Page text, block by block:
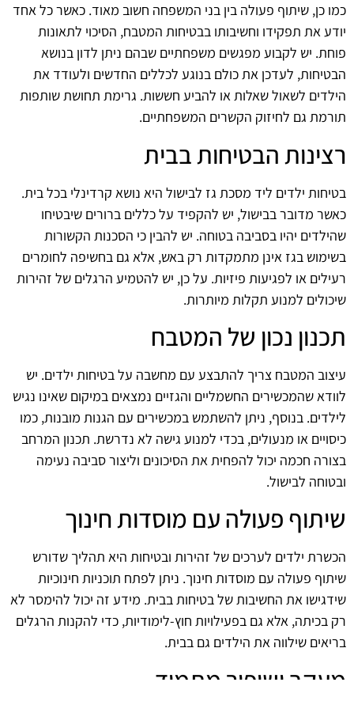
כמו כן, שיתוף פעולה בין בני המשפחה חשוב מאוד. כאשר כל אחד
יודע את תפקידו וחשיבותו בבטיחות המטבח, הסיכוי לתאונות
פוחת. יש לקבוע מפגשים משפחתיים שבהם ניתן לדון בנושא
הבטיחות, לעדכן את כולם בנוגע לכללים החדשים ולעודד את
הילדים לשאול שאלות או להביע חששות. גרימת תחושת שותפות
תורמת גם לחיזוק הקשרים המשפחתיים.
רצינות הבטיחות בבית
בטיחות ילדים ליד מסכת גז לבישול היא נושא קרדינלי בכל בית.
כאשר מדובר בבישול, יש להקפיד על כללים ברורים שיבטיחו
שהילדים יהיו בסביבה בטוחה. יש להבין כי הסכנות הקשורות
בשימוש בגז אינן מתמקדות רק באש, אלא גם בחשיפה לחומרים
רעילים או לפגיעות פיזיות. על כן, יש להטמיע הרגלים של זהירות
שיכולים למנוע תקלות מיותרות.
תכנון נכון של המטבח
עיצוב המטבח צריך להתבצע עם מחשבה על בטיחות ילדים. יש
לוודא שהמכשירים החשמליים והגזיים נמצאים במיקום שאינו נגיש
לילדים. בנוסף, ניתן להשתמש במכשירים עם הגנות מובנות, כמו
כיסויים או מנעולים, בכדי למנוע גישה לא נדרשת. תכנון המרחב
בצורה חכמה יכול להפחית את הסיכונים וליצור סביבה נעימה
ובטוחה לבישול.
שיתוף פעולה עם מוסדות חינוך
הכשרת ילדים לערכים של זהירות ובטיחות היא תהליך שדורש
שיתוף פעולה עם מוסדות חינוך. ניתן לפתח תוכניות חינוכיות
שידגישו את החשיבות של בטיחות בבית. מידע זה יכול להימסר לא
רק בכיתה, אלא גם בפעילויות חוץ-לימודיות, כדי להקנות הרגלים
בריאים שילווה את הילדים גם בבית.
מעקב ושיפור מתמיד